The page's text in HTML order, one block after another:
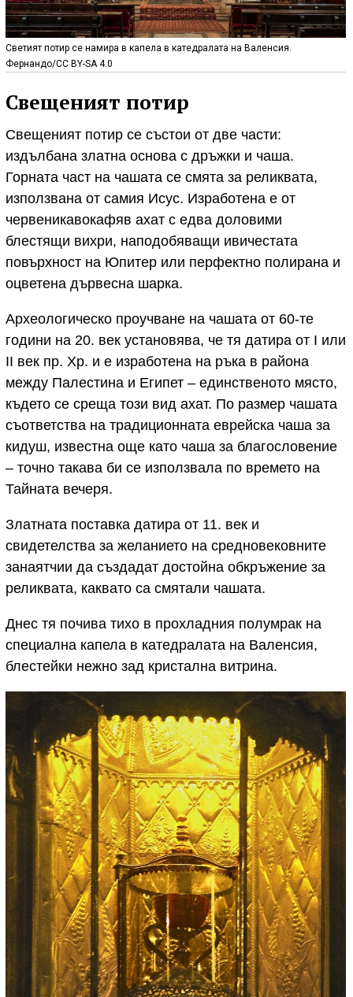
Светият потир се намира в капела в катедралата на Валенсия.
Фернандо/CC BY-SA 4.0
Свещеният потир
Свещеният потир се състои от две части:
издълбана златна основа с дръжки и чаша.
Горната част на чашата се смята за реликвата,
използвана от самия Исус. Изработена е от
червеникавокафяв ахат с едва доловими
блестящи вихри, наподобяващи ивичестата
повърхност на Юпитер или перфектно полирана и
оцветена дървесна шарка.
Археологическо проучване на чашата от 60-те
години на 20. век установява, че тя датира от I или
II век пр. Хр. и е изработена на ръка в района
между Палестина и Египет – единственото място,
където се среща този вид ахат. По размер чашата
съответства на традиционната еврейска чаша за
кидуш, известна още като чаша за благословение
– точно такава би се използвала по времето на
Тайната вечеря.
Златната поставка датира от 11. век и
свидетелства за желанието на средновековните
занаятчии да създадат достойна обкръжение за
реликвата, каквато са смятали чашата.
Днес тя почива тихо в прохладния полумрак на
специална капела в катедралата на Валенсия,
блестейки нежно зад кристална витрина.